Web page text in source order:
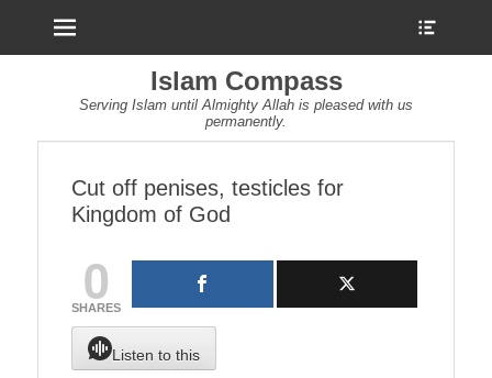
Islam Compass
Serving Islam until Almighty Allah is pleased with us
permanently.
Cut off penises, testicles for
Kingdom of God
0
SHARES
Listen to this